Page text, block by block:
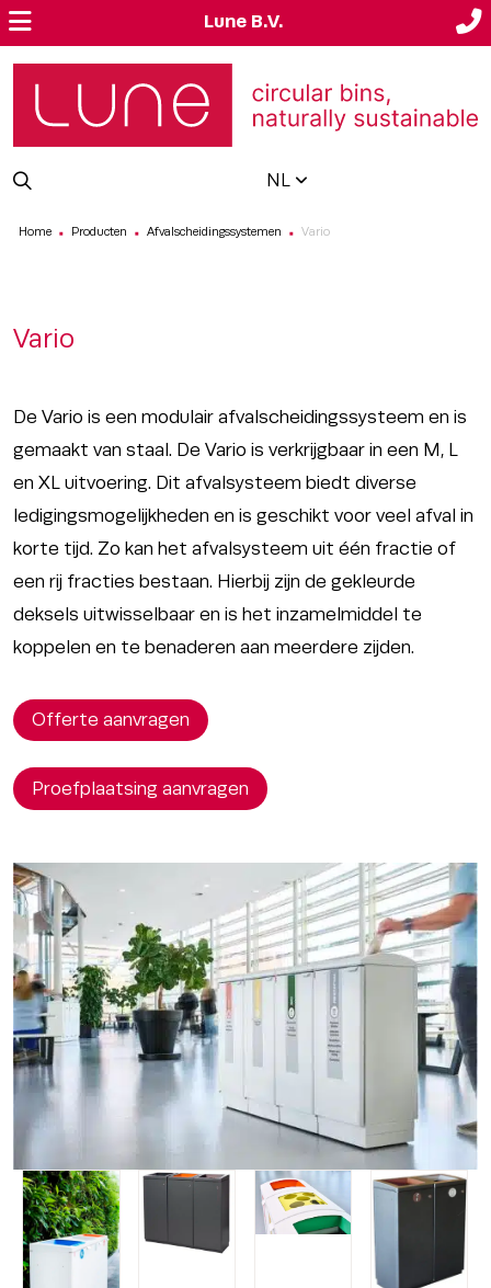
Lune B.V.
NL
Home ■ Producten ■ Afvalscheidingssystemen ■ Vario
Vario
De Vario is een modulair afvalscheidingssysteem en is
gemaakt van staal. De Vario is verkrijgbaar in een M, L
en XL uitvoering. Dit afvalsysteem biedt diverse
ledigingsmogelijkheden en is geschikt voor veel afval in
korte tijd. Zo kan het afvalsysteem uit één fractie of
een rij fracties bestaan. Hierbij zijn de gekleurde
deksels uitwisselbaar en is het inzamelmiddel te
koppelen en te benaderen aan meerdere zijden.
Offerte aanvragen
Proefplaatsing aanvragen